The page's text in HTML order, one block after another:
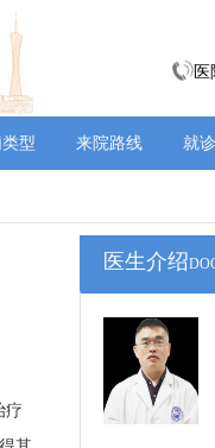
型 来院路线 就
疗
医生介绍